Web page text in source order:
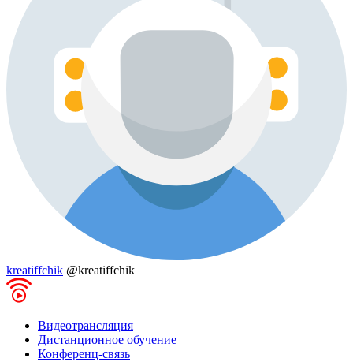
kreatiffchik @kreatiffchik
Видеотрансляция
Дистанционное обучение
Конференц-связь